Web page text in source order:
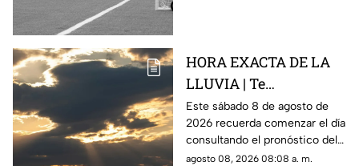
HORA EXACTA DE LA
LLUVIA | Te
compartimos el
pronóstico del clima
HOY en Querétaro
Este sábado 8 de agosto de
2026 recuerda comenzar el día
consultando el pronóstico del
clima en Querétaro.
agosto 08, 2026 08:08 a. m.